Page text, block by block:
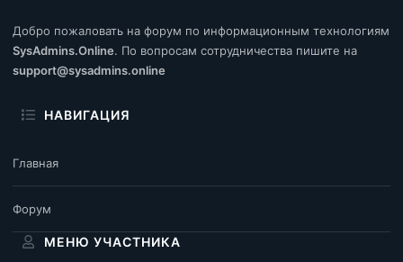
Добро пожаловать на форум по информационным технологиям
SysAdmins.Online. По вопросам сотрудничества пишите на
support@sysadmins.online
НАВИГАЦИЯ
Главная
Форум
МЕНЮ УЧАСТНИКА